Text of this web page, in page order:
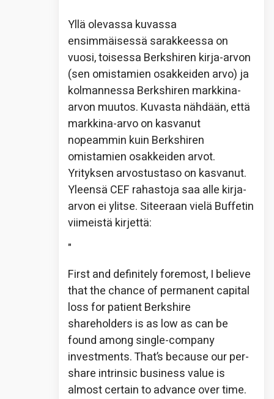
Yllä olevassa kuvassa
ensimmäisessä sarakkeessa on
vuosi, toisessa Berkshiren kirja-arvon
(sen omistamien osakkeiden arvo) ja
kolmannessa Berkshiren markkina-
arvon muutos. Kuvasta nähdään, että
markkina-arvo on kasvanut
nopeammin kuin Berkshiren
omistamien osakkeiden arvot.
Yrityksen arvostustaso on kasvanut.
Yleensä CEF rahastoja saa alle kirja-
arvon ei ylitse. Siteeraan vielä Buffetin
viimeistä kirjettä:
"
First and definitely foremost, I believe
that the chance of permanent capital
loss for patient Berkshire
shareholders is as low as can be
found among single-company
investments. That’s because our per-
share intrinsic business value is
almost certain to advance over time.